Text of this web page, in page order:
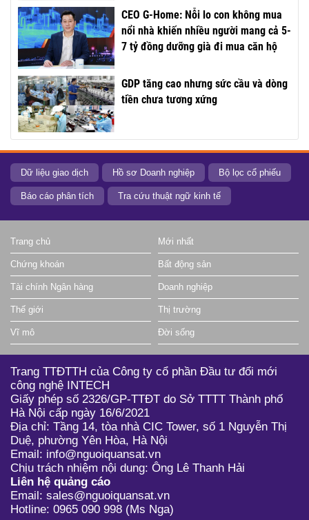
CEO G-Home: Nỗi lo con không mua
nổi nhà khiến nhiều người mang cả 5-
7 tỷ đồng dưỡng già đi mua căn hộ
GDP tăng cao nhưng sức cầu và dòng
tiền chưa tương xứng
Dữ liệu giao dịch Hồ sơ Doanh nghiệp Bộ lọc cổ phiếu
Báo cáo phân tích Tra cứu thuật ngữ kinh tế
Trang chủ Mới nhất
Chứng khoán Bất động sản
Tài chính Ngân hàng Doanh nghiệp
Thế giới Thị trường
Vĩ mô Đời sống
Trang TTĐTTH của Công ty cổ phần Đầu tư đổi mới
công nghệ INTECH
Giấy phép số 2326/GP-TTĐT do Sở TTTT Thành phố
Hà Nội cấp ngày 16/6/2021
Địa chỉ: Tầng 14, tòa nhà CIC Tower, số 1 Nguyễn Thị
Duệ, phường Yên Hòa, Hà Nội
Email: info@nguoiquansat.vn
Chịu trách nhiệm nội dung: Ông Lê Thanh Hải
Liên hệ quảng cáo
Email: sales@nguoiquansat.vn
Hotline: 0965 090 998 (Ms Nga)